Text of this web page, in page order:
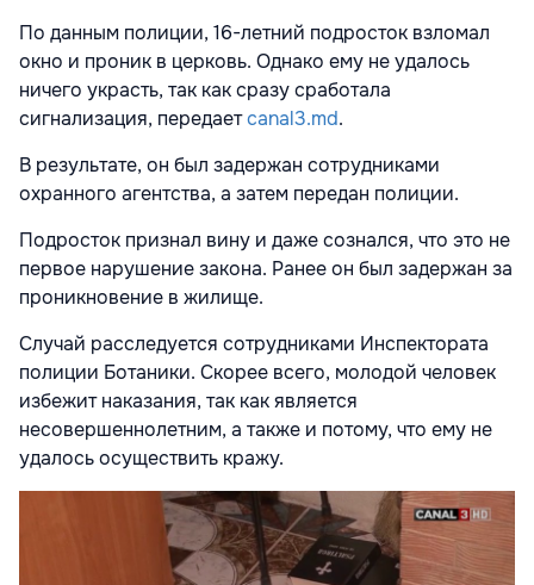
По данным полиции, 16-летний подросток взломал
окно и проник в церковь. Однако ему не удалось
ничего украсть, так как сразу сработала
сигнализация, передаетcanal3.md.
В результате, он был задержан сотрудниками
охранного агентства, а затем передан полиции.
Подросток признал вину и даже сознался, что это не
первое нарушение закона. Ранее он был задержан за
проникновение в жилище.
Случай расследуется сотрудниками Инспектората
полиции Ботаники. Скорее всего, молодой человек
избежит наказания, так как является
несовершеннолетним, а также и потому, что ему не
удалось осуществить кражу.